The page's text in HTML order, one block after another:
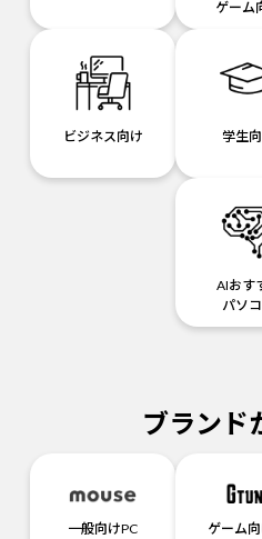
ゲーム
ビジネス向け 学生
AIおす
パソ
ブランド
一般向けPC ゲーム